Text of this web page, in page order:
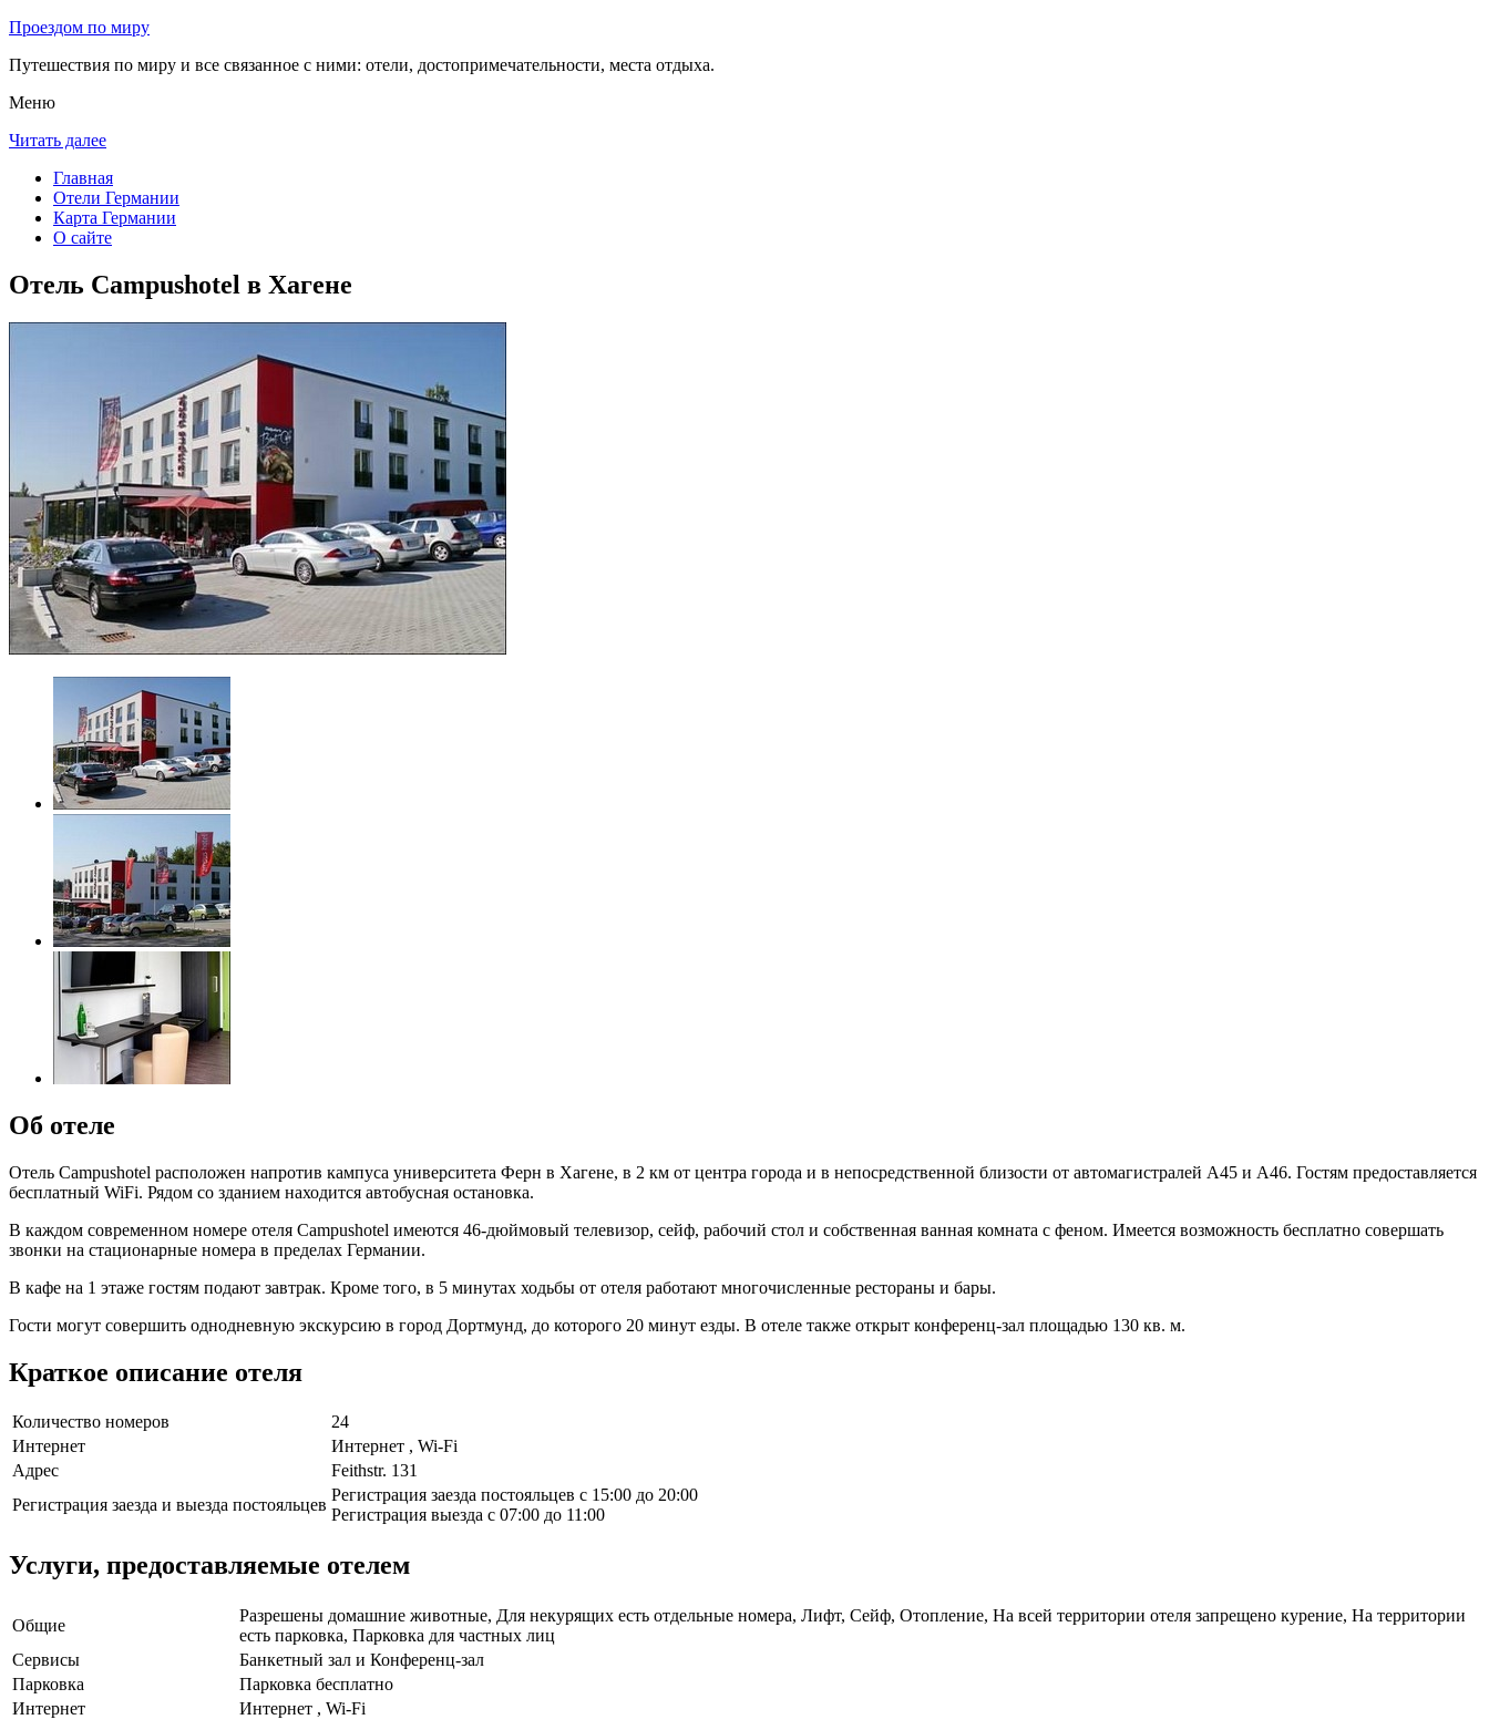
Проездом по миру
Путешествия по миру и все связанное с ними: отели, достопримечательности, места отдыха.
Меню
Читать далее
Главная
Отели Германии
Карта Германии
О сайте
Отель Campushotel в Хагене
Об отеле
Отель Campushotel расположен напротив кампуса университета Ферн в Хагене, в 2 км от центра города и в непосредственной близости от автомагистралей A45 и A46. Гостям предоставляется
бесплатный WiFi. Рядом со зданием находится автобусная остановка.
В каждом современном номере отеля Campushotel имеются 46-дюймовый телевизор, сейф, рабочий стол и собственная ванная комната с феном. Имеется возможность бесплатно совершать
звонки на стационарные номера в пределах Германии.
В кафе на 1 этаже гостям подают завтрак. Кроме того, в 5 минутах ходьбы от отеля работают многочисленные рестораны и бары.
Гости могут совершить однодневную экскурсию в город Дортмунд, до которого 20 минут езды. В отеле также открыт конференц-зал площадью 130 кв. м.
Краткое описание отеля
Количество номеров
24
Интернет
Интернет , Wi-Fi
Адрес
Feithstr. 131
Регистрация заезда и выезда постояльцев
Регистрация заезда постояльцев с 15:00 до 20:00
Регистрация выезда с 07:00 до 11:00
Услуги, предоставляемые отелем
Общие
Разрешены домашние животные, Для некурящих есть отдельные номера, Лифт, Сейф, Отопление, На всей территории отеля запрещено курение, На территории
есть парковка, Парковка для частных лиц
Сервисы
Банкетный зал и Конференц-зал
Парковка
Парковка бесплатно
Интернет
Интернет , Wi-Fi